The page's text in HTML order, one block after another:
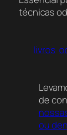
técnicas
livros
de
ou